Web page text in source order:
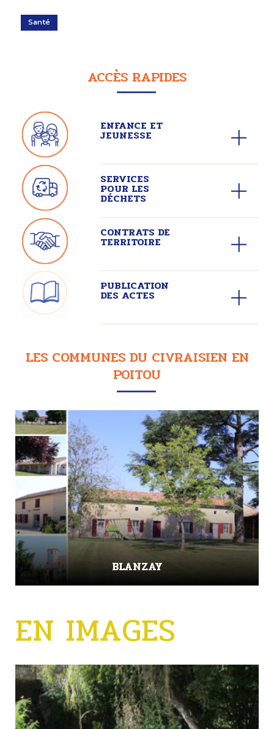
Santé
ACCÈS RAPIDES
ENFANCE ET
JEUNESSE
SERVICES
POUR LES
DÉCHETS
CONTRATS DE
TERRITOIRE
PUBLICATION
DES ACTES
LES COMMUNES DU CIVRAISIEN EN
POITOU
BLANZAY
EN IMAGES